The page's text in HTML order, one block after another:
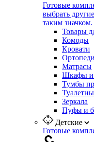
Готовые
выбрать
таким значком.
Товары
Комоды
Кровати
Матрасы
Шкафы и
Тумбы
Зеркала
Пуфы и
Детские
Готовые